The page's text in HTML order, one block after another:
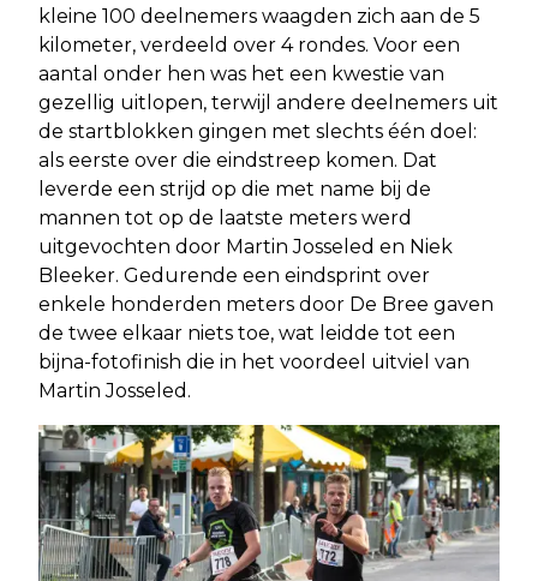
kleine 100 deelnemers waagden zich aan de 5
kilometer, verdeeld over 4 rondes. Voor een
aantal onder hen was het een kwestie van
gezellig uitlopen, terwijl andere deelnemers uit
de startblokken gingen met slechts één doel:
als eerste over die eindstreep komen. Dat
leverde een strijd op die met name bij de
mannen tot op de laatste meters werd
uitgevochten door Martin Josseled en Niek
Bleeker. Gedurende een eindsprint over
enkele honderden meters door De Bree gaven
de twee elkaar niets toe, wat leidde tot een
bijna-fotofinish die in het voordeel uitviel van
Martin Josseled.